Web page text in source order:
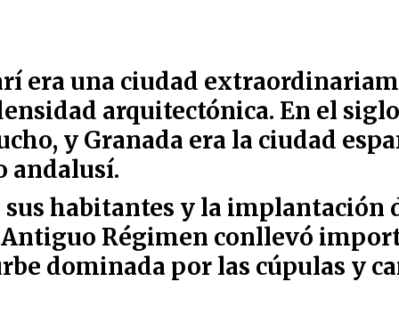
era una ciudad
arquitectónica. En el
y Granada era la ciudad
andalusí.
habitantes y la implantación
Régimen conllevó
dominada por las cúpulas y